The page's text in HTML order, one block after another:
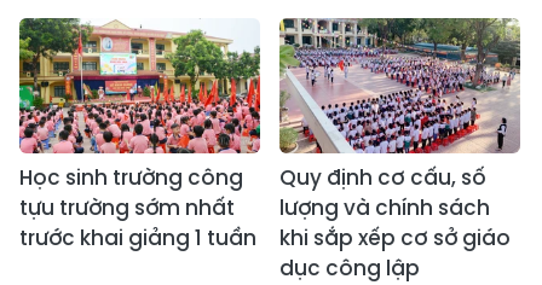
Học sinh trường công
tựu trường sớm nhất
trước khai giảng 1 tuần
Quy định cơ cấu, số
lượng và chính sách
khi sắp xếp cơ sở giáo
dục công lập